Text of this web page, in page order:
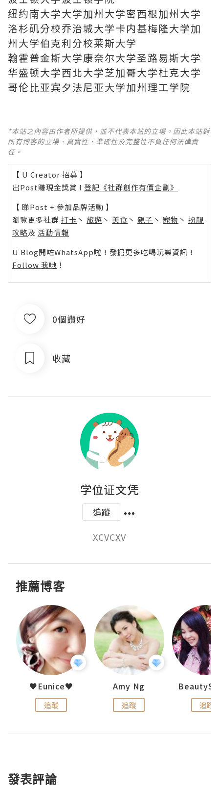
纽约南大学大学加州大学密西根加州大学
洛杉矶分校乔治城大学卡内基梅隆大学加
州大学伯克利分校莱斯大学
翰霍普金斯大学康奈尔大学圣路易斯大学
华盛顿大学西北大学芝加哥大学杜克大学
哥伦比亚宾夕法尼亚大学加州理工学院
*本站之內容由作者所提供，並不代表本站的立場。因此本站對
所有博客的立場、真實性、準確性及完整性不負任何法律責
任。
【 U Creator 招募 】
出Post賺現金獎賞 l 登記《社群創作有價企劃》
【 睇Post + 參加品牌活動 】
瀏覽更多社群 打卡 丶 旅遊 丶 美食 丶 親子 丶 寵物 丶 扮靚
攻略及 活動情報
U Blog開咗WhatsApp啦！發掘更多吃喝玩樂資訊！
Follow 我哋 ！
0個讚好
收藏
学位证文凭
追蹤
XCVCXV
推薦博客
♥Eunice♥
追蹤
Amy Ng
追蹤 追蹤
發表評論